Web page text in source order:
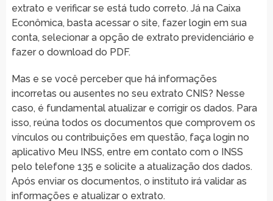
extrato e verificar se está tudo correto. Já na Caixa
Econômica, basta acessar o site, fazer login em sua
conta, selecionar a opção de extrato previdenciário e
fazer o download do PDF.
Mas e se você perceber que há informações
incorretas ou ausentes no seu extrato CNIS? Nesse
caso, é fundamental atualizar e corrigir os dados. Para
isso, reúna todos os documentos que comprovem os
vínculos ou contribuições em questão, faça login no
aplicativo Meu INSS, entre em contato com o INSS
pelo telefone 135 e solicite a atualização dos dados.
Após enviar os documentos, o instituto irá validar as
informações e atualizar o extrato.